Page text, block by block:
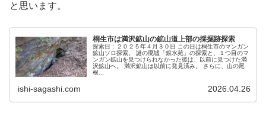
と思います。
桐生市は満沢鉱山の鉱山道上部の採掘跡探索
探索日：２０２５年４月３０日 この日は桐生市のマンガン
鉱山ソロ探索。 謎の廃墟「銀水苑」の探索と、１つ目のマ
ンガン鉱山を見つけられなかった後は、以前に見つけた満
沢鉱山へ。 満沢鉱山は以前に発見済み。 さらに、山の尾
根...
ishi-sagashi.com 2026.04.26